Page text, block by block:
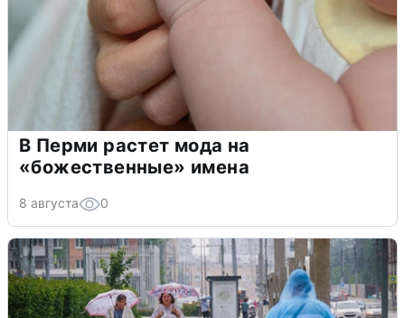
В Перми растет мода на
«божественные» имена
8 августа 0